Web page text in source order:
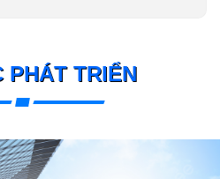
PHÁT TRIỂN